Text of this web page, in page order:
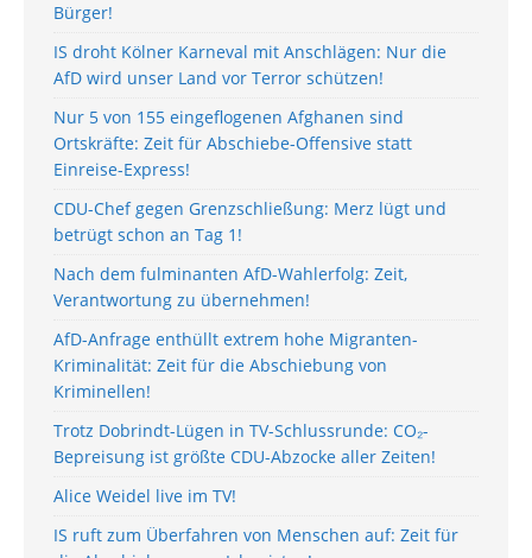
Bürger!
IS droht Kölner Karneval mit Anschlägen: Nur die
AfD wird unser Land vor Terror schützen!
Nur 5 von 155 eingeflogenen Afghanen sind
Ortskräfte: Zeit für Abschiebe-Offensive statt
Einreise-Express!
CDU-Chef gegen Grenzschließung: Merz lügt und
betrügt schon an Tag 1!
Nach dem fulminanten AfD-Wahlerfolg: Zeit,
Verantwortung zu übernehmen!
AfD-Anfrage enthüllt extrem hohe Migranten-
Kriminalität: Zeit für die Abschiebung von
Kriminellen!
Trotz Dobrindt-Lügen in TV-Schlussrunde: CO₂-
Bepreisung ist größte CDU-Abzocke aller Zeiten!
Alice Weidel live im TV!
IS ruft zum Überfahren von Menschen auf: Zeit für